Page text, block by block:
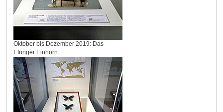
Oktober bis Dezember 2019: Das
Efringer Einhorn